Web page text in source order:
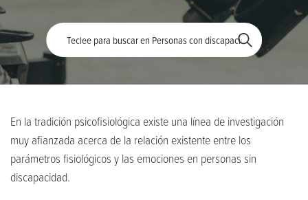
En la tradición psicofisiológica existe una línea de investigación
muy afianzada acerca de la relación existente entre los
parámetros fisiológicos y las emociones en personas sin
discapacidad.